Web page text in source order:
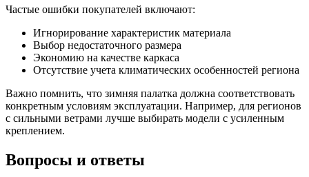
Частые ошибки покупателей включают:
Игнорирование характеристик материала
Выбор недостаточного размера
Экономию на качестве каркаса
Отсутствие учета климатических особенностей региона
Важно помнить, что зимняя палатка должна соответствовать
конкретным условиям эксплуатации. Например, для регионов
с сильными ветрами лучше выбирать модели с усиленным
креплением.
Вопросы и ответы